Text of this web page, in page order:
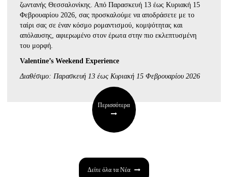
ζωντανής Θεσσαλονίκης. Από Παρασκευή 13 έως Κυριακή 15
Φεβρουαρίου 2026, σας προσκαλούμε να αποδράσετε με το
ταίρι σας σε έναν κόσμο ρομαντισμού, κομψότητας και
απόλαυσης, αφιερωμένο στον έρωτα στην πιο εκλεπτυσμένη
του μορφή.
Valentine’s Weekend Experience
Διαθέσιμο: Παρασκευή 13 έως Κυριακή 15 Φεβρουαρίου 2026
Περισσότερα
Δείτε όλα τα Νέα